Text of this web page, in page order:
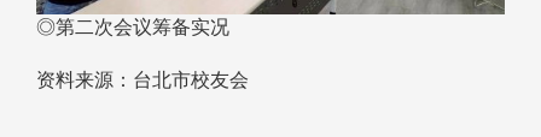
◎第二次会议筹备实况
资料来源：台北市校友会